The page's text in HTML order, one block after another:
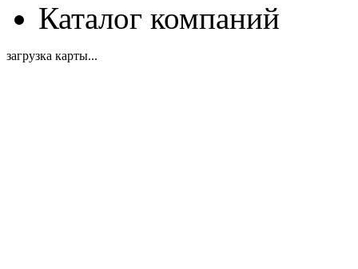
Каталог компаний
загрузка карты...